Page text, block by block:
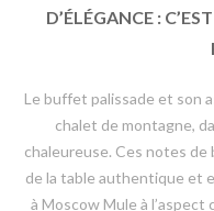
D’ÉLÉGANCE :
Le buffet palissade et son
chalet de montagne,
chaleureuse. Ces notes
de la table authentique et
à Moscow Mule à